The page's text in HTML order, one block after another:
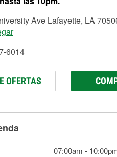
Ave Lafayette, LA
6014
OFERTAS
07:00am -